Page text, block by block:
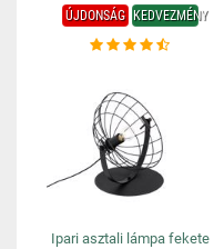
ÚJDONSÁG KEDVEZMÉNY
Ipari asztali lámpa fekete